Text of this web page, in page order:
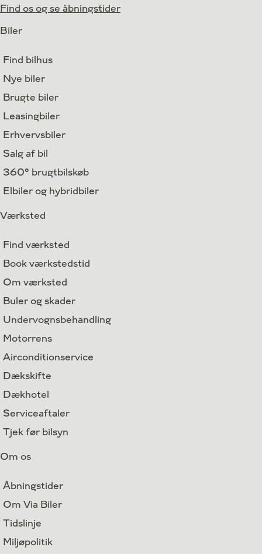
Find os og se åbningstider
Biler
Find bilhus
Nye biler
Brugte biler
Leasingbiler
Erhvervsbiler
Salg af bil
360° brugtbilskøb
Elbiler og hybridbiler
Værksted
Find værksted
Book værkstedstid
Om værksted
Buler og skader
Undervognsbehandling
Motorrens
Airconditionservice
Dækskifte
Dækhotel
Serviceaftaler
Tjek før bilsyn
Om os
Åbningstider
Om Via Biler
Tidslinje
Miljøpolitik